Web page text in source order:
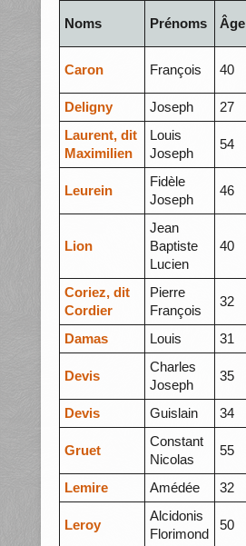
Noms Prénoms Âge
Caron François 40
Deligny
Joseph 27
Laurent, dit
Maximilien
Louis
Joseph
54
Leurein
Fidèle
Joseph
46
Lion
Jean
Baptiste
Lucien
40
Coriez, dit
Cordier
Pierre
François
32
Damas Louis 31
Devis
Charles
Joseph
35
Devis Guislain 34
Gruet
Constant
Nicolas
55
Lemire Amédée 32
Leroy
Alcidonis
Florimond
50